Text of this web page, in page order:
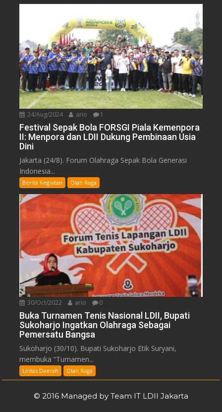
24/Aug/2024 ario 1
Festival Sepak Bola FORSGI Piala Kemenpora
II: Menpora dan LDII Dukung Pembinaan Usia
Dini
Jakarta (24/8). Forum Olahraga Sepak Bola Generasi
Indonesia...
Berita Kegiatan Olah Raga
30/Oct/2022 ario 0
Buka Turnamen Tenis Nasional LDII, Bupati
Sukoharjo Ingatkan Olahraga Sebagai
Pemersatu Bangsa
Sukoharjo (30/10). Bupati Sukoharjo Etik Suryani,
membuka “Turnamen...
Lintas Daerah Olah Raga
© 2016 Managed by Team IT LDII Jakarta